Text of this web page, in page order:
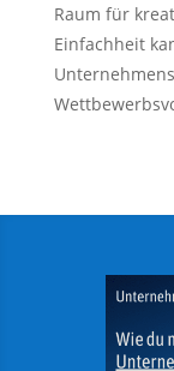
Raum für
Einfachheit